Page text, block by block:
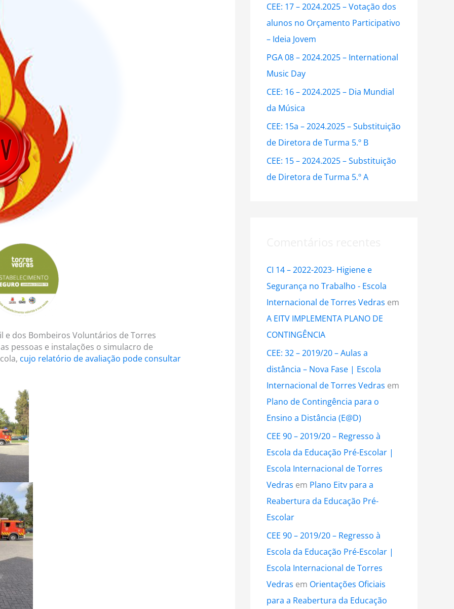
e dos Bombeiros Voluntários de Torres
pessoas e instalações o simulacro de
cujo relatório de avaliação pode consultar
f
o
r
:
CEE: 17 – 2024.2025 – Votação dos
alunos no Orçamento Participativo
– Ideia Jovem
PGA 08 – 2024.2025 – International
Music Day
CEE: 16 – 2024.2025 – Dia Mundial
da Música
CEE: 15a – 2024.2025 – Substituição
de Diretora de Turma 5.º B
CEE: 15 – 2024.2025 – Substituição
de Diretora de Turma 5.º A
CI 14 – 2022-2023- Higiene e
Segurança no Trabalho - Escola
Internacional de Torres Vedras em
A EITV IMPLEMENTA PLANO DE
CONTINGÊNCIA
CEE: 32 – 2019/20 – Aulas a
distância – Nova Fase | Escola
Internacional de Torres Vedras em
Plano de Contingência para o
Ensino a Distância (E@D)
CEE 90 – 2019/20 – Regresso à
Escola da Educação Pré-Escolar |
Escola Internacional de Torres
Vedras em Plano Eitv para a
Reabertura da Educação Pré-
Escolar
CEE 90 – 2019/20 – Regresso à
Escola da Educação Pré-Escolar |
Escola Internacional de Torres
Vedras em Orientações Oficiais
para a Reabertura da Educação